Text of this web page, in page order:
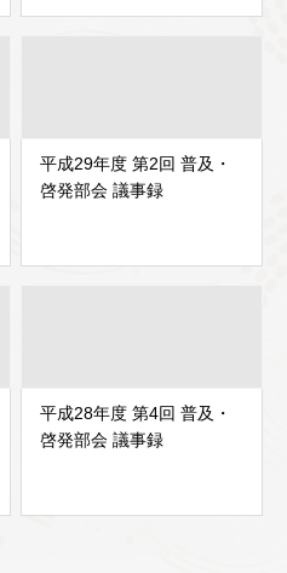
平成29年度 第2回 普及・
啓発部会 議事録
平成28年度 第4回 普及・
啓発部会 議事録